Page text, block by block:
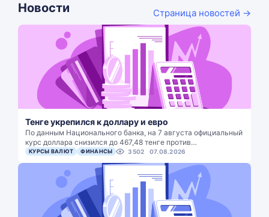
Новости Страница новостей →
Тенге укрепился к доллару и евро
По данным Национального банка, на 7 августа официальный
курс доллара снизился до 467,48 тенге против…
КУРСЫ ВАЛЮТ ФИНАНСЫ 3502 07.08.2026